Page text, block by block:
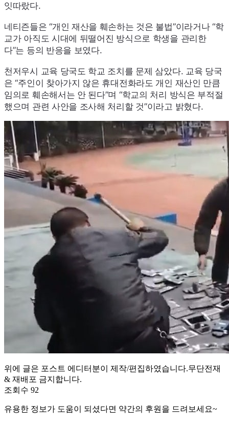
잇따랐다.
네티즌들은 “개인 재산을 훼손하는 것은 불법”이라거나 “학
교가 아직도 시대에 뒤떨어진 방식으로 학생을 관리한
다”는 등의 반응을 보였다.
천저우시 교육 당국도 학교 조치를 문제 삼았다. 교육 당국
은 “주인이 찾아가지 않은 휴대전화라도 개인 재산인 만큼
임의로 훼손해서는 안 된다”며 “학교의 처리 방식은 부적절
했으며 관련 사안을 조사해 처리할 것”이라고 밝혔다.
위에 글은 포스트 에디터분이 제작/편집하였습니다.무단전재
& 재배포 금지합니다.
조회수 92
유용한 정보가 도움이 되셨다면 약간의 후원을 드려보세요~